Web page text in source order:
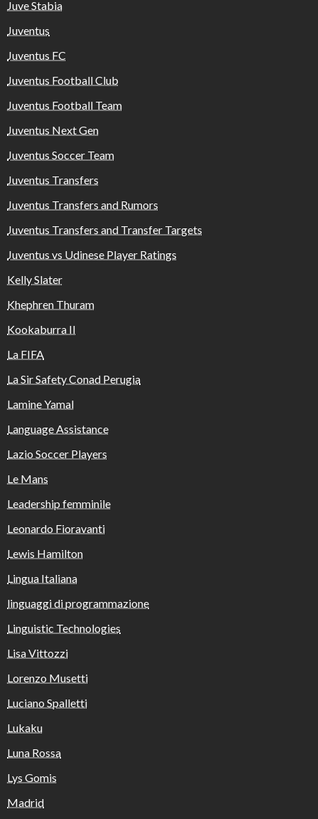
Juve Stabia
Juventus
Juventus FC
Juventus Football Club
Juventus Football Team
Juventus Next Gen
Juventus Soccer Team
Juventus Transfers
Juventus Transfers and Rumors
Juventus Transfers and Transfer Targets
Juventus vs Udinese Player Ratings
Kelly Slater
Khephren Thuram
Kookaburra II
La FIFA
La Sir Safety Conad Perugia
Lamine Yamal
Language Assistance
Lazio Soccer Players
Le Mans
Leadership femminile
Leonardo Fioravanti
Lewis Hamilton
Lingua Italiana
linguaggi di programmazione
Linguistic Technologies
Lisa Vittozzi
Lorenzo Musetti
Luciano Spalletti
Lukaku
Luna Rossa
Lys Gomis
Madrid